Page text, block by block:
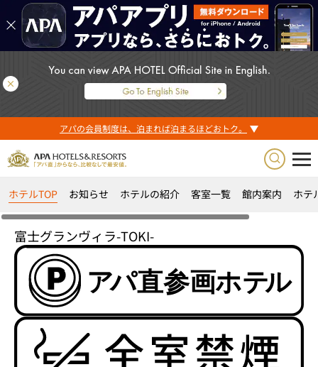
アパの会員制度は、泊まれば泊まるほどおトク。
ホテルTOP お知らせ ホテルの紹介 客室一覧 館内案内 ホテ
富士グランヴィラ-TOKI-